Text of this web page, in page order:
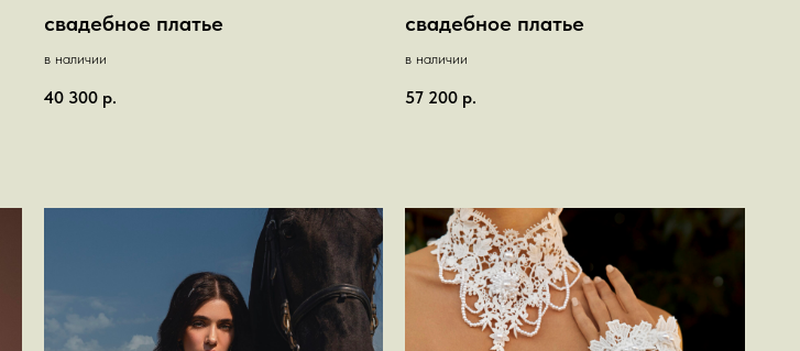
свадебное платье
в наличии
40 300 р.
свадебное платье
в наличии
57 200 р.